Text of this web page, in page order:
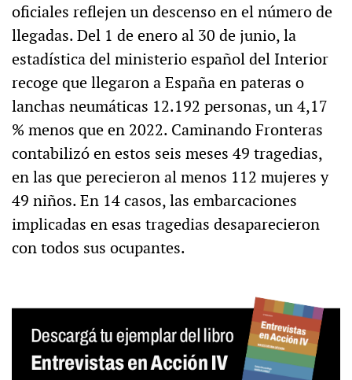
oficiales reflejen un descenso en el número de
llegadas. Del 1 de enero al 30 de junio, la
estadística del ministerio español del Interior
recoge que llegaron a España en pateras o
lanchas neumáticas 12.192 personas, un 4,17
% menos que en 2022. Caminando Fronteras
contabilizó en estos seis meses 49 tragedias,
en las que perecieron al menos 112 mujeres y
49 niños. En 14 casos, las embarcaciones
implicadas en esas tragedias desaparecieron
con todos sus ocupantes.